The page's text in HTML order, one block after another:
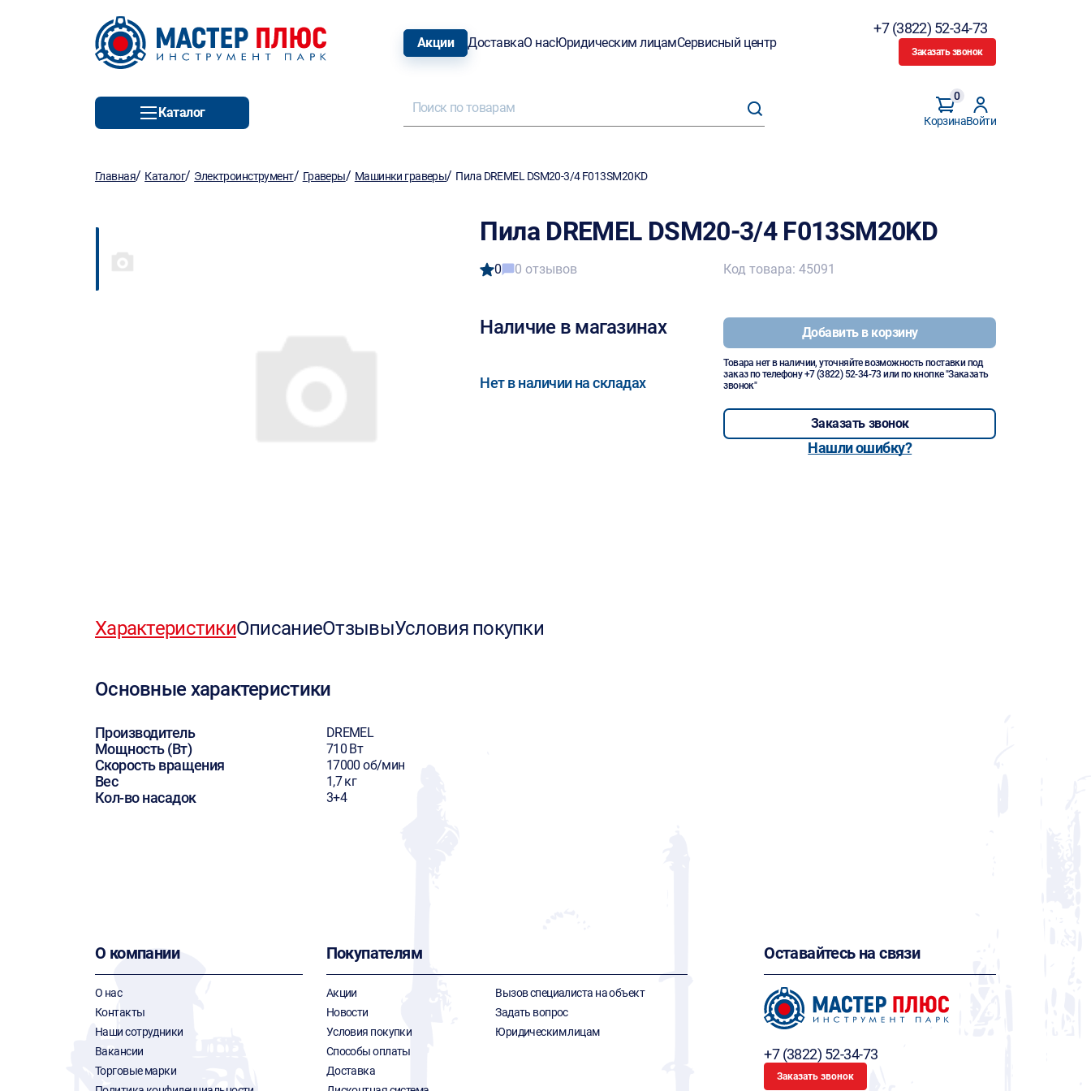
Акции ДоставкаО насЮридическим лицамСервисный центр
+7 (3822) 52-34-73
Заказать звонок
Каталог
Корзина
0
Войти
Главная/ Каталог/ Электроинструмент/ Граверы/ Машинки граверы/ Пила DREMEL DSM20-3/4 F013SM20KD
Пила DREMEL DSM20-3/4 F013SM20KD
0 0 отзывов
Наличие в магазинах
Нет в наличии на складах
Код товара: 45091
Добавить в корзину
Товара нет в наличии, уточняйте возможность поставки под
заказ по телефону+7 (3822) 52-34-73 или по кнопке "Заказать
звонок"
Заказать звонок
Нашли ошибку?
ХарактеристикиОписаниеОтзывыУсловия покупки
Основные характеристики
Производитель DREMEL
Мощность (Вт) 710 Вт
Скорость вращения 17000 об/мин
Вес 1,7 кг
Кол-во насадок 3+4
О компании
О нас
Контакты
Наши сотрудники
Вакансии
Торговые марки
Покупателям
Акции
Новости
Условия покупки
Способы оплаты
Доставка
Вызов специалиста на объект
Задать вопрос
Юридическим лицам
Оставайтесь на связи
+7 (3822) 52-34-73
Заказать звонок